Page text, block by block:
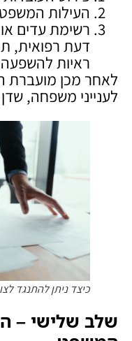
העילות
רשימת עדים
דעת רפואית,
ראיות
לאחר מכן מועברת
לענייני משפחה,
כיצד ניתן להתנגד
שלב שלישי –